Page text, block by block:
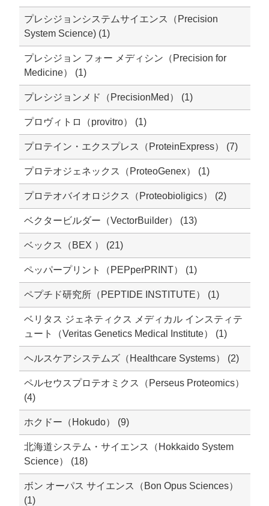
プレシジョンシステムサイエンス（Precision
System Science) (1)
プレシジョン フォー メディシン（Precision for
Medicine） (1)
プレシジョンメド（PrecisionMed） (1)
プロヴィトロ（provitro） (1)
プロテイン・エクスプレス（ProteinExpress） (7)
プロテオジェネックス（ProteoGenex） (1)
プロテオバイオロジクス（Proteobioligics） (2)
ベクタービルダー（VectorBuilder） (13)
ベックス（BEX ） (21)
ペッパープリント（PEPperPRINT） (1)
ペプチド研究所（PEPTIDE INSTITUTE） (1)
ベリタス ジェネティクス メディカル インスティテ
ュート（Veritas Genetics Medical Institute） (1)
ヘルスケアシステムズ（Healthcare Systems） (2)
ペルセウスプロテオミクス（Perseus Proteomics）
(4)
ホクドー（Hokudo） (9)
北海道システム・サイエンス（Hokkaido System
Science） (18)
ボン オーパス サイエンス（Bon Opus Sciences）
(1)